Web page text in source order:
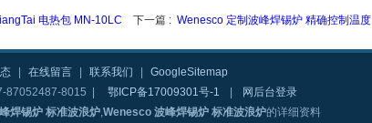
电热包 MN-10LC 下一篇 : Wenesco 定制波峰焊锡炉 精确控制温度
在线留言 联系我们
GoogleSitemap
87052487-8015 |
鄂ICP备17009301号-1
网后台登录
焊锡炉 标准波浪炉,Wenesco 波峰焊锡炉 标准波浪炉的详细资料